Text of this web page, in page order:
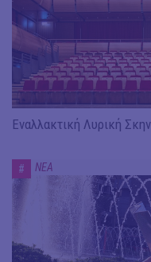
Εναλλακτική Λυρική
# ΝΕΑ